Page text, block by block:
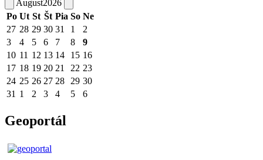
August2026
Po Ut St Št Pia So Ne
27 28 29 30 31 1
2
3
4 5 6 7 8
9
10 11 12 13 14 15 16
17 18 19 20 21 22 23
24 25 26 27 28 29 30
31 1 2 3 4 5 6
Geoportál